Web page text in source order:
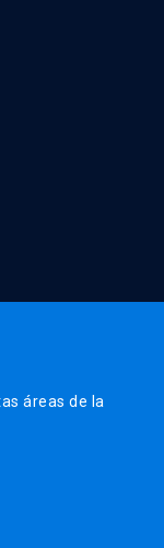
áreas de la